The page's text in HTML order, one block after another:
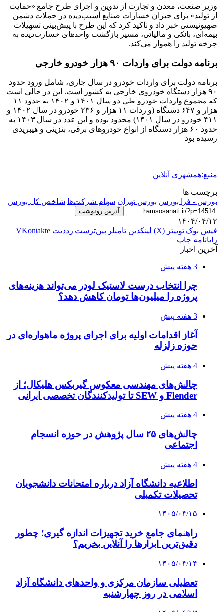
وزیر صنعت، معدن و تجارت از تدوین و اجرای طرح جامع «حمایت
از تولید» برای جبران خسارات صنایع آسیب‌دیده در حملات دشمن
صهیونیستی خبر داد و تاکید کرد که این طرح با پیش‌بینی تسهیلات
بیمه‌ای، بانکی و مالیاتی، مسیر بازگشت واحدهای خسارت‌دیده به
چرخه تولید را هموار می‌کند.
برنامه دولت برای واردات ۹۰ هزار خودرو خارجی
برنامه دولت برای واردات خودرو در سال جاری، شامل ورود حدود
۹۰ هزار دستگاه خودروی خارجی به کشور است. این در حالی است
که مجموع واردات خودرو طی دو سال ۱۴۰۱ و ۱۴۰۲ به حدود ۱۱
هزار و ۶۴۷ دستگاه (واردات ۱۱ هزار و ۲۳۶ خودرو در سال ۱۴۰۲ و
۴۱۱ خودرو در سال ۱۴۰۱) محدود بوده و این عدد در سال ۱۴۰۳ به
حدود ۶۰ هزار دستگاه از انواع خودروهای برقی، بنزینی و هیبریدی
رسیده بود.
منبع:همشهری آنلاین
برچسب ها
بورس - فرا بورس بورس تهران سهام شرکت‌ها شاخص کل بورس
آدرس رونوشت
۱۴۰۴/۰۴/۱۲
فیس بوک توییتر (X) لینکدین ‫تامبلر ‫پین‌ترست ‫رددیت ‫VKontakte
رایانامه چاپ
آخرین اخبار
3 هفته پیش
چرا انتخاب درست لاستیک لودر می‌تواند هزینه‌های
پروژه را میلیون‌ها تومان کاهش دهد؟
3 هفته پیش
آغاز اقدامات اولیه برای اجرای پروژه ماهواره‌ای در
حوزه زلزله
4 هفته پیش
چالش‌های مهندسی معکوس گیربکس هلیکال؛ از
Flender و SEW تا تولیدکنندگان تخصصی ایرانی
4 هفته پیش
چالش‌های ۲۵ سال پژوهش در حوزه انسجام
اجتماعی
4 هفته پیش
اطلاعیه دانشگاه آزاد درباره امتحانات دانشجویان
تحصیلات تکمیلی
۱۴۰۵/۰۴/۱۵
راهنمای جامع خرید تجهیزات اندازه گیری؛ چطور
دقیق‌ترین ابزارها را آنلاین بخریم؟
۱۴۰۵/۰۴/۱۴
تعطیلی سازمان مرکزی و واحدهای دانشگاه آزاد
اسلامی در روز چهارشنبه